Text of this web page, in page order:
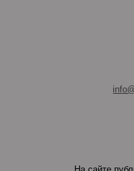
календарь